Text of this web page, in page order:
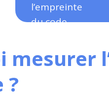
mesurer
?